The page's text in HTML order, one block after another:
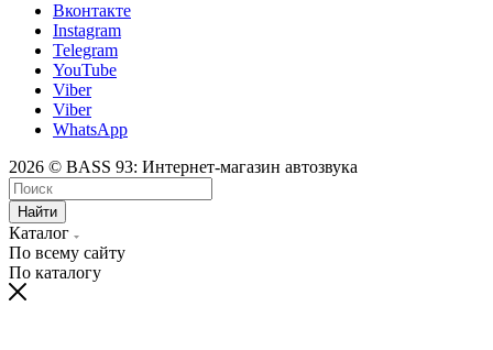
Вконтакте
Instagram
Telegram
YouTube
Viber
Viber
WhatsApp
2026 © BASS 93: Интернет-магазин автозвука
Найти
Каталог
По всему сайту
По каталогу